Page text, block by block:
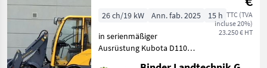
TTC (TVA
incluse 20%)
23.250 € HT
26 ch/19 kW Ann. fab. 2025
15 h
in serienmäßiger
Ausrüstung Kubota D1105